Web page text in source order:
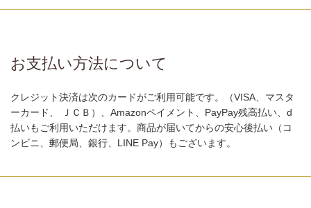
お支払い方法について
クレジット決済は次のカードがご利用可能です。（VISA、マスタ
ーカード、 ＪＣＢ）、Amazonペイメント、PayPay残高払い、d
払いもご利用いただけます。商品が届いてからの安心後払い（コ
ンビニ、郵便局、銀行、LINE Pay）もございます。